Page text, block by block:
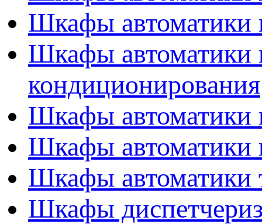
Шкафы автоматики
Шкафы автоматики
кондиционирования
Шкафы автоматики
Шкафы автоматики
Шкафы автоматики
Шкафы